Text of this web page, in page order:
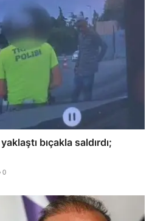
bıçakla saldırdı;
0